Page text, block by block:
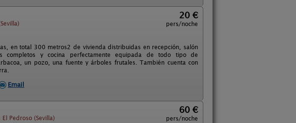
20 €
pers/noche
en total 300 metros2 de vivienda distribuidas en recepción, salón
completos y cocina perfectamente equipada de todo tipo de
un pozo, una fuente y árboles frutales. También cuenta con
Email
El Pedroso (Sevilla)
60 €
pers/noche